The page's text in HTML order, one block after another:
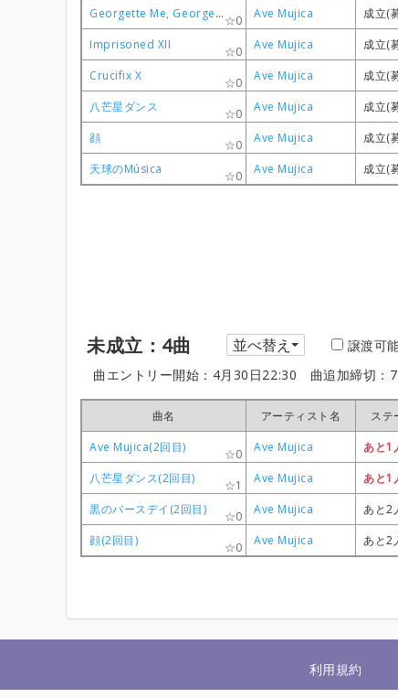
Georgette Me, Georgette You
0 Ave Mujica 成立(
Imprisoned XII
0 Ave Mujica 成立(
Crucifix X
0 Ave Mujica 成立(
八芒星ダンス
0 Ave Mujica 成立(
顔
0 Ave Mujica 成立(
天球のMúsica
0 Ave Mujica 成立(
Georgette Me, Georgette You
0 Ave Mujica 成立(
Imprisoned XII
0 Ave Mujica 成立(
Crucifix X
0 Ave Mujica 成立(
八芒星ダンス
0 Ave Mujica 成立(
顔
0 Ave Mujica 成立(
天球のMúsica
0 Ave Mujica 成立(
Georgette Me, Georgette You
0 Ave Mujica 成立(
Imprisoned XII
0 Ave Mujica 成立(
Crucifix X
0 Ave Mujica 成立(
八芒星ダンス
0 Ave Mujica 成立(
顔
0 Ave Mujica 成立(
天球のMúsica
0 Ave Mujica 成立(
Georgette Me, Georgette You
0 Ave Mujica 成立(
Imprisoned XII
0 Ave Mujica 成立(
Crucifix X
0 Ave Mujica 成立(
八芒星ダンス
0 Ave Mujica 成立(
顔
0 Ave Mujica 成立(
天球のMúsica
0 Ave Mujica 成立(
未成立：4曲 並べ替え
譲渡可
曲エントリー開始：4月30日22:30 曲追加締切
曲名 アーティスト名 ステ
Ave Mujica(2回目)
0 Ave Mujica あと1
八芒星ダンス(2回目)
1 Ave Mujica あと1
黒のバースデイ(2回目)
0 Ave Mujica あと2
顔(2回目)
0 Ave Mujica あと2
曲名 アーティスト名 ステ
Ave Mujica(2回目)
0 Ave Mujica あと1
八芒星ダンス(2回目)
1 Ave Mujica あと1
黒のバースデイ(2回目)
0 Ave Mujica あと2
顔(2回目)
0 Ave Mujica あと2
曲名 アーティスト名 ステ
Ave Mujica(2回目)
0 Ave Mujica あと1
八芒星ダンス(2回目)
1 Ave Mujica あと1
黒のバースデイ(2回目)
0 Ave Mujica あと2
顔(2回目)
0 Ave Mujica あと2
曲名 アーティスト名 ステ
Ave Mujica(2回目)
0 Ave Mujica あと1
八芒星ダンス(2回目)
1 Ave Mujica あと1
黒のバースデイ(2回目)
0 Ave Mujica あと2
顔(2回目)
0 Ave Mujica あと2
利用規約